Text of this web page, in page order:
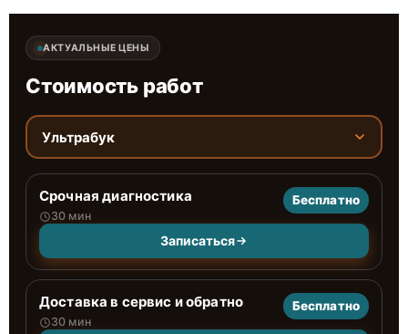
АКТУАЛЬНЫЕ ЦЕНЫ
Стоимость работ
Ультрабук
Срочная диагностика
30 мин
Бесплатно
Записаться
Доставка в сервис и обратно
30 мин
Бесплатно